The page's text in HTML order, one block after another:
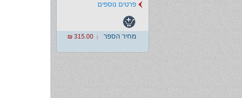
מחיר הספר 315.00 ₪
פרטים נוספים